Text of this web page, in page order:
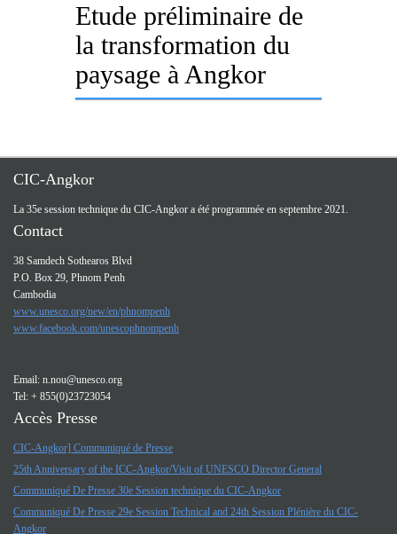
Etude préliminaire de
la transformation du
paysage à Angkor
CIC-Angkor
La 35e session technique du CIC-Angkor a été programmée en septembre 2021.
Contact
38 Samdech Sothearos Blvd
P.O. Box 29, Phnom Penh
Cambodia
www.unesco.org/new/en/phnompenh
www.facebook.com/unescophnompenh
Email: n.nou@unesco.org
Tel: + 855(0)23723054
Accès Presse
CIC-Angkor] Communiqué de Presse
25th Anniversary of the ICC-Angkor/Visit of UNESCO Director General
Communiqué De Presse 30e Session technique du CIC-Angkor
Communiqué De Presse 29e Session Technical and 24th Session Plénière du CIC-
Angkor